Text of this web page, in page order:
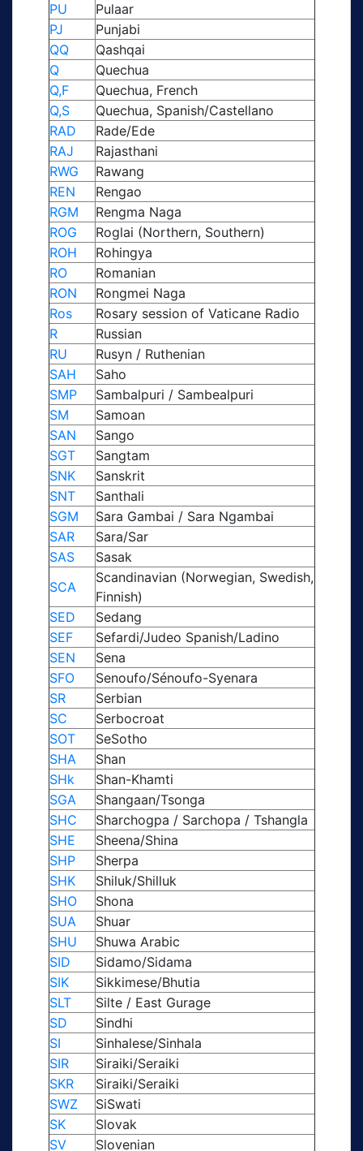
PU
Pulaar
PJ
Punjabi
QQ
Qashqai
Q
Quechua
Q,F
Quechua, French
Q,S
Quechua, Spanish/Castellano
RAD
Rade/Ede
RAJ
Rajasthani
RWG
Rawang
REN
Rengao
RGM
Rengma Naga
ROG
Roglai (Northern, Southern)
ROH
Rohingya
RO
Romanian
RON
Rongmei Naga
Ros
Rosary session of Vaticane Radio
R
Russian
RU
Rusyn / Ruthenian
SAH
Saho
SMP
Sambalpuri / Sambealpuri
SM
Samoan
SAN
Sango
SGT
Sangtam
SNK
Sanskrit
SNT
Santhali
SGM
Sara Gambai / Sara Ngambai
SAR
Sara/Sar
SAS
Sasak
SCA
Scandinavian (Norwegian, Swedish,
Finnish)
SED
Sedang
SEF
Sefardi/Judeo Spanish/Ladino
SEN
Sena
SFO
Senoufo/Sénoufo-Syenara
SR
Serbian
SC
Serbocroat
SOT
SeSotho
SHA
Shan
SHk
Shan-Khamti
SGA
Shangaan/Tsonga
SHC
Sharchogpa / Sarchopa / Tshangla
SHE
Sheena/Shina
SHP
Sherpa
SHK
Shiluk/Shilluk
SHO
Shona
SUA
Shuar
SHU
Shuwa Arabic
SID
Sidamo/Sidama
SIK
Sikkimese/Bhutia
SLT
Silte / East Gurage
SD
Sindhi
SI
Sinhalese/Sinhala
SIR
Siraiki/Seraiki
SKR
Siraiki/Seraiki
SWZ
SiSwati
SK
Slovak
SV
Slovenian